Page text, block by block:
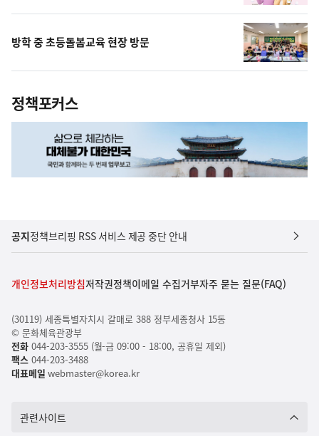
방학 중 초등돌봄교육 현장 방문
정책포커스
공지정책브리핑 RSS 서비스 제공 중단 안내
개인정보처리방침저작권정책이메일 수집거부자주 묻는 질문(FAQ)
(30119) 세종특별자치시 갈매로 388 정부세종청사 15동
© 문화체육관광부
전화044-203-3555 (월-금 09:00 - 18:00, 공휴일 제외)
팩스044-203-3488
대표메일 webmaster@korea.kr
관련사이트